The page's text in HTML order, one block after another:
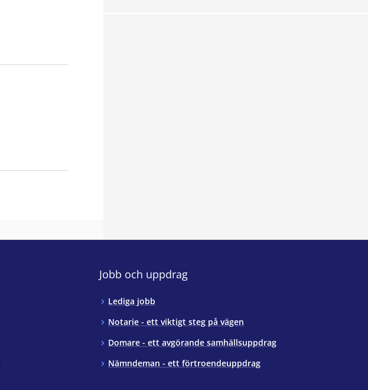
Jobb och uppdrag
Lediga jobb
Notarie - ett viktigt steg på vägen
Domare - ett avgörande samhällsuppdrag
Nämndeman - ett förtroendeuppdrag